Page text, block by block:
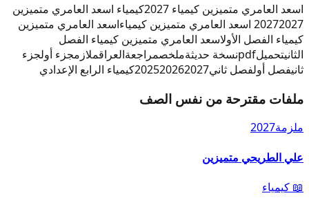
اسعد العامري متميزين كيمياء 2027
كيمياء اسعد العامري متميزين
20272027 اسعد العامري متميزين كيمياء
اسعد العامري متميزين
كيمياء الفصل الأولاسعد العامري متميزين كيمياء الفصل
الثانيتحميلpdfنسخة حديثةملخصمراجعةالعراقملازمجزء أولجزء
ثانيفصل أولفصل ثاني 202520262027 كيمياء الرابع الإعدادي
ملفات مقترحة من نفس الصف
ملزمة2027
علي الطريحي متميزين
📖 كيمياء